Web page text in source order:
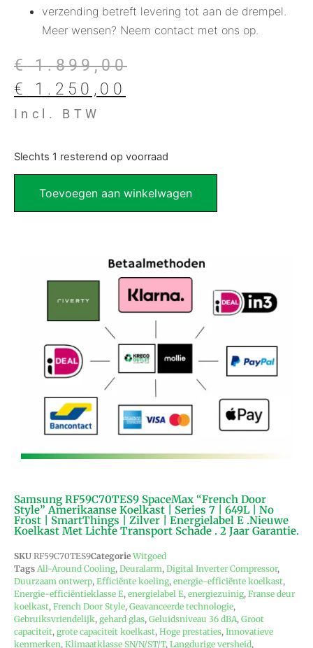
verzending betreft levering tot aan de drempel.
Meer wensen? Neem contact met ons op.
€1.899,00
€
1.250,00
Incl. BTW
Slechts 1 resterend op voorraad
Toevoegen aan winkelwagen
Samsung RF59C70TES9 SpaceMax “French Door
Style” Amerikaanse Koelkast | Series 7 | 649L | No
Frost | SmartThings | Zilver | Energielabel E .Nieuwe
Koelkast Met Lichte Transport Schade . 2 Jaar Garantie.
SKU RF59C70TES9Categorie Witgoed
Tags All-Around Cooling, Deuralarm, Digital Inverter Compressor,
Duurzaam ontwerp, Efficiënte koeling, energie-efficiënte koelkast,
Energie-efficiëntieklasse E, energielabel E, energiezuinig, Franse deur
koelkast, French Door Style, Geavanceerde technologie,
Gebruiksvriendelijk, gehard glas, Geluidsniveau 36 dBA, Groot
capaciteit, grote capaciteit koelkast, Hoge prestaties, Innovatieve
kenmerken, Klimaatklasse SN/N/ST/T, Langdurige versheid,